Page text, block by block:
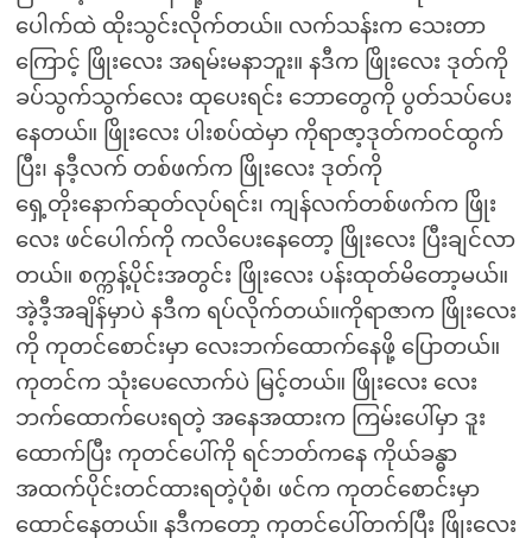
ပေါက်ထဲ ထိုးသွင်းလိုက်တယ်။ လက်သန်းက သေးတာ
ကြောင့် ဖြိုးလေး အရမ်းမနာဘူး။ နဒီက ဖြိုးလေး ဒုတ်ကို
ခပ်သွက်သွက်လေး ထုပေးရင်း ဘောတွေကို ပွတ်သပ်ပေး
နေတယ်။ ဖြိုးလေး ပါးစပ်ထဲမှာ ကိုရာဇာ့ဒုတ်ကဝင်ထွက်
ပြီး၊ နဒီ့လက် တစ်ဖက်က ဖြိုးလေး ဒုတ်ကို
ရှေ့တိုးနောက်ဆုတ်လုပ်ရင်း၊ ကျန်လက်တစ်ဖက်က ဖြိုး
လေး ဖင်ပေါက်ကို ကလိပေးနေတော့ ဖြိုးလေး ပြီးချင်လာ
တယ်။ စက္ကန့်ပိုင်းအတွင်း ဖြိုးလေး ပန်းထုတ်မိတော့မယ်။
အဲ့ဒီ့အချိန်မှာပဲ နဒီက ရပ်လိုက်တယ်။ကိုရာဇာက ဖြိုးလေး
ကို ကုတင်စောင်းမှာ လေးဘက်ထောက်နေဖို့ ပြောတယ်။
ကုတင်က သုံးပေလောက်ပဲ မြင့်တယ်။ ဖြိုးလေး လေး
ဘက်ထောက်ပေးရတဲ့ အနေအထားက ကြမ်းပေါ်မှာ ဒူး
ထောက်ပြီး ကုတင်ပေါ်ကို ရင်ဘတ်ကနေ ကိုယ်ခန္ဓာ
အထက်ပိုင်းတင်ထားရတဲ့ပုံစံ၊ ဖင်က ကုတင်စောင်းမှာ
ထောင်နေတယ်။ နဒီကတော့ ကုတင်ပေါ်တက်ပြီး ဖြိုးလေး